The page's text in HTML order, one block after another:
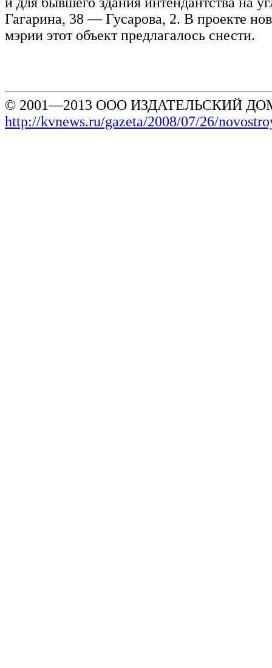
Гагарина, 38 — Гусарова, 2. В проекте
мэрии этот объект предлагалось снести.
© 2001—2013 ООО ИЗДАТЕЛЬСКИЙ
http://kvnews.ru/gazeta/2008/07/26/